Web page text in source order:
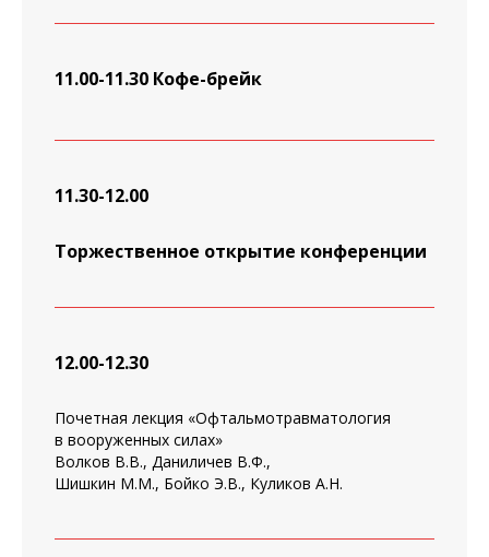
11.00-11.30 Кофе-брейк
11.30-12.00
Торжественное открытие конференции
12.00-12.30
Почетная лекция «Офтальмотравматология
в вооруженных силах»
Волков В.В., Даниличев В.Ф.,
Шишкин М.М., Бойко Э.В., Куликов А.Н.